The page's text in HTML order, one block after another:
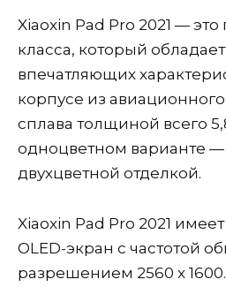
Xiaoxin Pad Pro 2021 —
класса, который
впечатляющих
корпусе из
сплава толщиной всего
одноцветном варианте
двухцветной отделкой.
Xiaoxin Pad Pro 2021
OLED-экран с частотой
разрешением 2560 x